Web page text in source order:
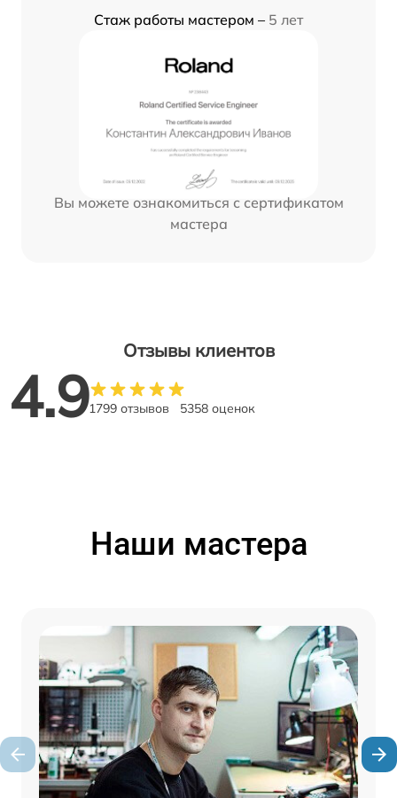
Стаж работы мастером – 5 лет
Вы можете ознакомиться с сертификатом
мастера
Отзывы клиентов
4.91799 отзывов 5358 оценок
Наши мастера